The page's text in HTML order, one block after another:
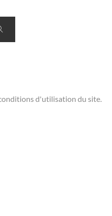
d'utilisation du site.